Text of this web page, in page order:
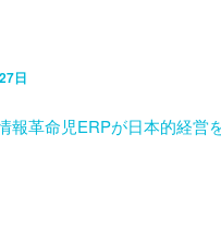
日
報革命児ERPが日本的経営